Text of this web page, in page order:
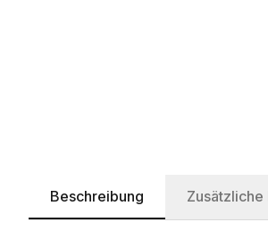
Beschreibung Zusätzliche